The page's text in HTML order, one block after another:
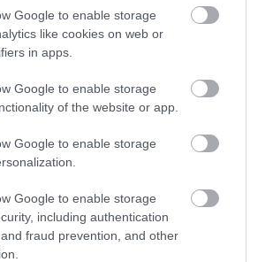
Google to enable storage
like cookies on web or
in apps.
Google to enable storage
of the website or app.
Google to enable storage
Google to enable storage
including authentication
fraud prevention, and other
úti célok!